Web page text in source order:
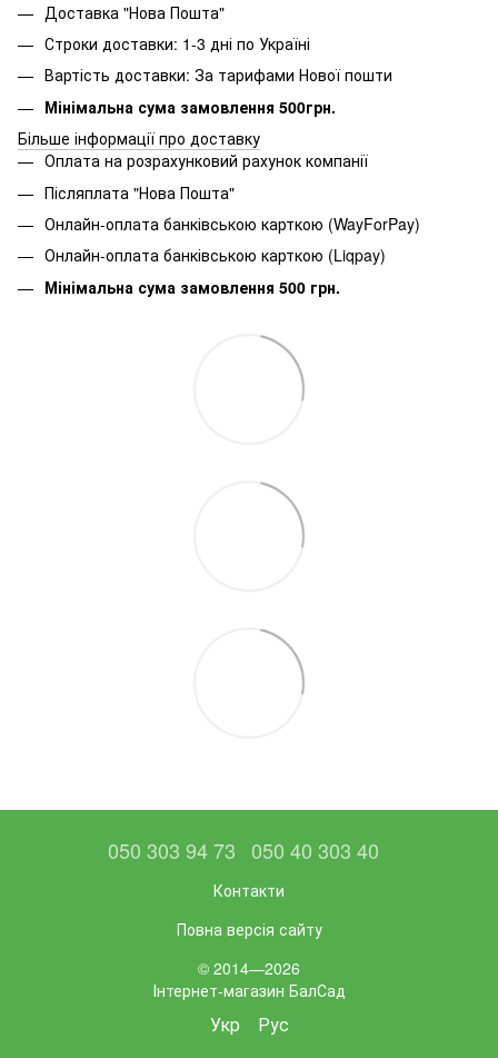
Доставка "Нова Пошта"
Строки доставки: 1-3 дні по Україні
Вартість доставки: За тарифами Нової пошти
Мінімальна сума замовлення 500грн.
Більше інформації про доставку
Оплата на розрахунковий рахунок компанії
Післяплата "Нова Пошта"
Онлайн-оплата банківською карткою (WayForPay)
Онлайн-оплата банківською карткою (Liqpay)
Мінімальна сума замовлення 500 грн.
050 303 94 73 050 40 303 40
Контакти
Повна версія сайту
© 2014—2026
Інтернет-магазин БалСад
Укр Рус